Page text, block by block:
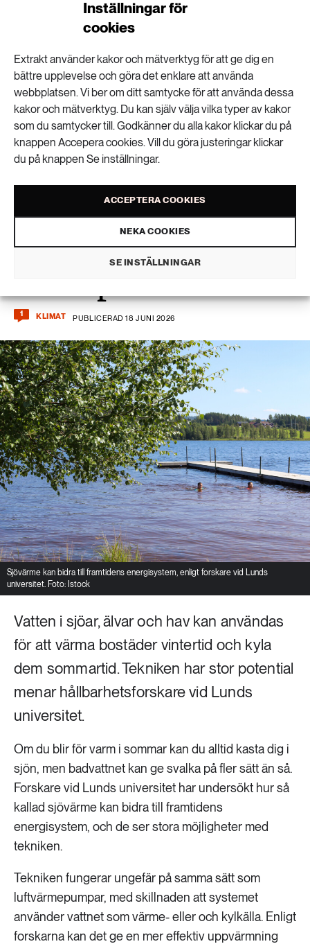
Inställningar för
cookies
Extrakt använder kakor och mätverktyg för att ge dig en
bättre upplevelse och göra det enklare att använda
webbplatsen. Vi ber om ditt samtycke för att använda dessa
kakor och mätverktyg. Du kan själv välja vilka typer av kakor
som du samtycker till. Godkänner du alla kakor klickar du på
knappen Accepera cookies. Vill du göra justeringar klickar
du på knappen Se inställningar.
ACCEPTERA COOKIES
NEKA COOKIES
SE INSTÄLLNINGAR
Rätt eller fel att kalhugga brandskadade
”Man kan se olja, diesel och bensin som ett
kulturarv”
Din badsjö kan ge
svalka på oväntat sätt
1 KLIMAT PUBLICERAD 18 JUNI 2026
Sjövärme kan bidra till framtidens energisystem, enligt forskare vid Lunds
universitet. Foto: Istock
Vatten i sjöar, älvar och hav kan användas
för att värma bostäder vintertid och kyla
dem sommartid. Tekniken har stor potential
menar hållbarhetsforskare vid Lunds
universitet.
Om du blir för varm i sommar kan du alltid kasta dig i
sjön, men badvattnet kan ge svalka på fler sätt än så.
Forskare vid Lunds universitet har undersökt hur så
kallad sjövärme kan bidra till framtidens
energisystem, och de ser stora möjligheter med
tekniken.
Tekniken fungerar ungefär på samma sätt som
luftvärmepumpar, med skillnaden att systemet
använder vattnet som värme- eller och kylkälla. Enligt
forskarna kan det ge en mer effektiv uppvärmning